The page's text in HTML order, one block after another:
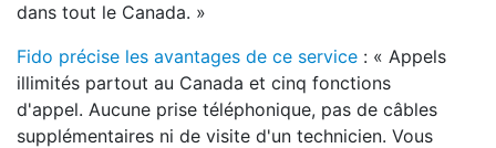
dans tout le Canada. »
Fido précise les avantages de ce service : « Appels
illimités partout au Canada et cinq fonctions
d'appel. Aucune prise téléphonique, pas de câbles
supplémentaires ni de visite d'un technicien. Vous